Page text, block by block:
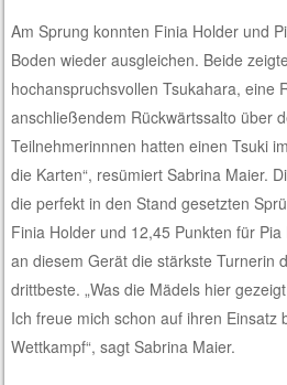
Am Sprung konnten Finia Holder und
Boden wieder ausgleichen. Beide
hochanspruchsvollen Tsukahara, eine
anschließendem Rückwärtssalto über
Teilnehmerinnnen hatten einen Tsuki
die Karten“, resümiert Sabrina Maier.
die perfekt in den Stand gesetzten
Finia Holder und 12,45 Punkten für
an diesem Gerät die stärkste Turnerin
drittbeste. „Was die Mädels hier
Ich freue mich schon auf ihren Einsatz
Wettkampf“, sagt Sabrina Maier.